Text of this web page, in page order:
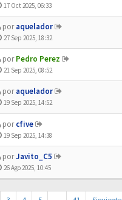
17 Oct 2025, 06:33
poraquelador
27 Sep 2025, 18:32
porPedro Perez
21 Sep 2025, 08:52
poraquelador
19 Sep 2025, 14:52
porcfive
19 Sep 2025, 14:38
porJavito_C5
26 Ago 2025, 10:45